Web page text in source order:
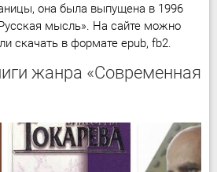
она была выпущена в 1996
мысль». На сайте можно
скачать в формате epub, fb2.
жанра «Современная